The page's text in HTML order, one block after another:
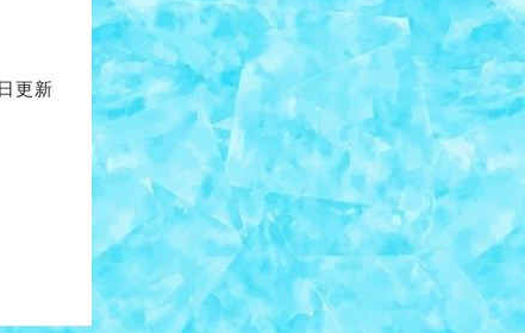
更新